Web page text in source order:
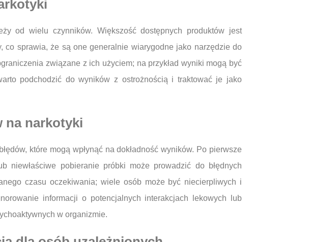
od wielu czynników. Większość dostępnych produktów jest
co sprawia, że są one generalnie wiarygodne jako narzędzie do
związane z ich użyciem; na przykład wyniki mogą być
podchodzić do wyników z ostrożnością i traktować je jako
na narkotyki
które mogą wpłynąć na dokładność wyników. Po pierwsze
niewłaściwe pobieranie próbki może prowadzić do błędnych
czasu oczekiwania; wiele osób może być niecierpliwych i
informacji o potencjalnych interakcjach lekowych lub
w organizmie.